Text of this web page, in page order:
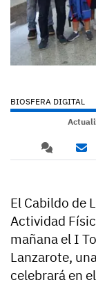
BIOSFERA DIGITAL
El Cabildo de
Actividad
mañana el I
Lanzarote,
celebrará en